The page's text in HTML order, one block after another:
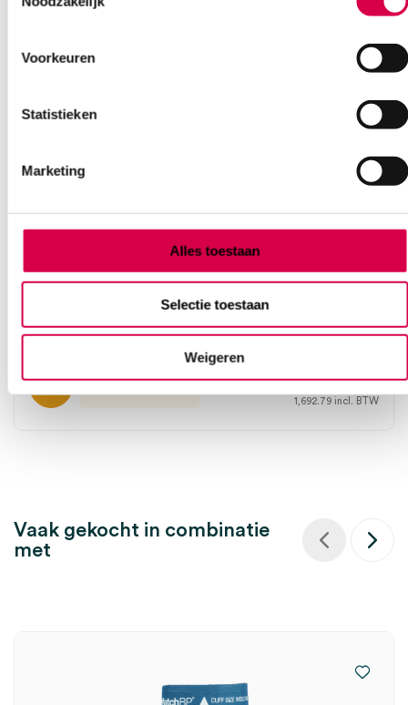
Voorkeuren
Statistieken
Marketing
Alles toestaan
Selectie toestaan
Weigeren
bloeddrukmeter (set)
1 set, WatchBP, onsteriel
1,399.00
1,692.79 incl. BTW
Vaak gekocht in combinatie
met